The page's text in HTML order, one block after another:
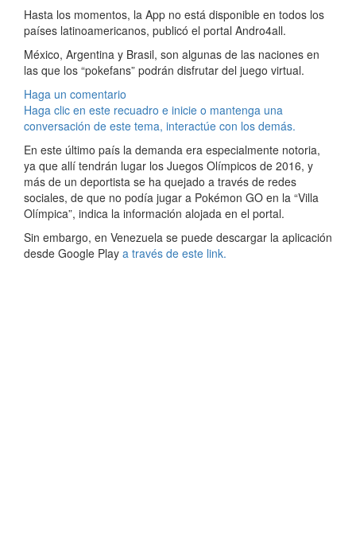
Hasta los momentos, la App no está disponible en todos los
países latinoamericanos, publicó el portal Andro4all.
México, Argentina y Brasil, son algunas de las naciones en
las que los “pokefans” podrán disfrutar del juego virtual.
Haga un comentario
Haga clic en este recuadro e inicie o mantenga una
conversación de este tema, interactúe con los demás.
En este último país la demanda era especialmente notoria,
ya que allí tendrán lugar los Juegos Olímpicos de 2016, y
más de un deportista se ha quejado a través de redes
sociales, de que no podía jugar a Pokémon GO en la “Villa
Olímpica”, indica la información alojada en el portal.
Sin embargo, en Venezuela se puede descargar la aplicación
desde Google Play a través de este link.